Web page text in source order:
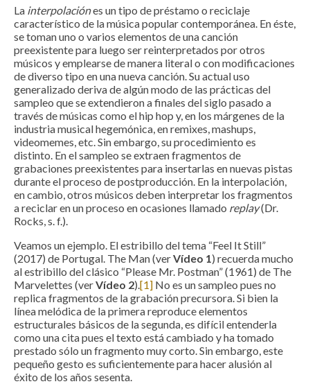
La interpolaciónes un tipo de préstamo o reciclaje
característico de la música popular contemporánea. En éste,
se toman uno o varios elementos de una canción
preexistente para luego ser reinterpretados por otros
músicos y emplearse de manera literal o con modificaciones
de diverso tipo en una nueva canción. Su actual uso
generalizado deriva de algún modo de las prácticas del
sampleo que se extendieron a finales del siglo pasado a
través de músicas como el hip hop y, en los márgenes de la
industria musical hegemónica, en remixes, mashups,
videomemes, etc. Sin embargo, su procedimiento es
distinto. En el sampleo se extraen fragmentos de
grabaciones preexistentes para insertarlas en nuevas pistas
durante el proceso de postproducción. En la interpolación,
en cambio, otros músicos deben interpretar los fragmentos
a reciclar en un proceso en ocasiones llamado replay(Dr.
Rocks, s. f.).
Veamos un ejemplo. El estribillo del tema “Feel It Still”
(2017) de Portugal. The Man (verVídeo 1 ) recuerda mucho
al estribillo del clásico “Please Mr. Postman” (1961) de The
Marvelettes (verVídeo 2). [1] No es un sampleo pues no
replica fragmentos de la grabación precursora. Si bien la
línea melódica de la primera reproduce elementos
estructurales básicos de la segunda, es difícil entenderla
como una cita pues el texto está cambiado y ha tomado
prestado sólo un fragmento muy corto. Sin embargo, este
pequeño gesto es suficientemente para hacer alusión al
éxito de los años sesenta.